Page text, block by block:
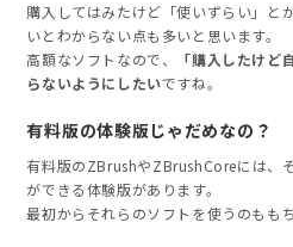
購入してはみたけど「使いずらい」と
いとわからない点も多いと思います。
高額なソフトなので、
「購入したけど
らないようにしたいですね。
有料版の体験版じゃだめなの？
有料版のZBrushやZBrushCoreには、
ができる体験版があります。
最初からそれらのソフトを使うのももち